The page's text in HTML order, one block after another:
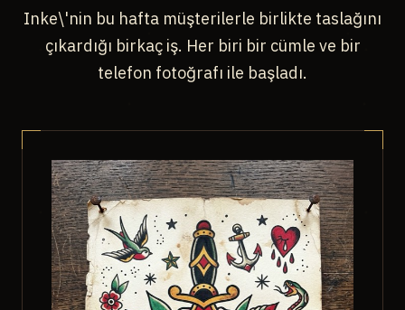
Inke\'nin bu hafta müşterilerle birlikte taslağını
çıkardığı birkaç iş. Her biri bir cümle ve bir
telefon fotoğrafı ile başladı.